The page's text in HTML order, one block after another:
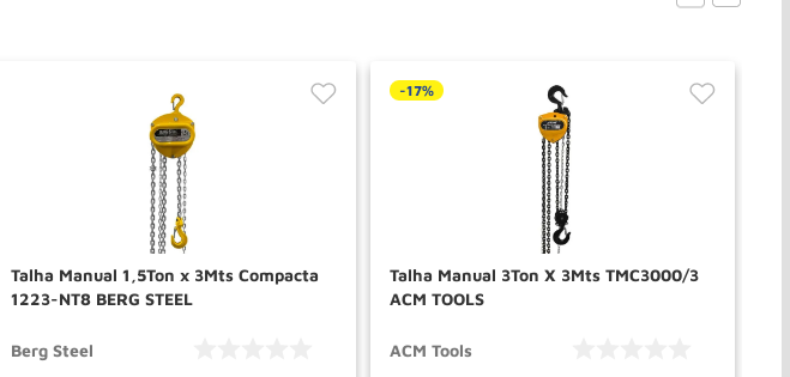
Talha Manual 1,5Ton x 3Mts Compacta
1223-NT8 BERG STEEL
Berg Steel
-17%
Talha Manual 3Ton X 3Mts TMC3000/3
ACM TOOLS
ACM Tools